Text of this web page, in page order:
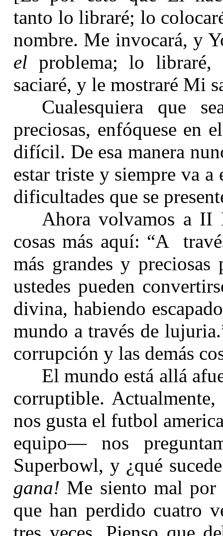
tanto lo libraré; lo
nombre. Me invocará, y
el problema; lo
saciaré, y le mostraré Mi
Cualesquiera que
preciosas, enfóquese en
difícil. De esa manera
estar triste y siempre va a
dificultades que se
Ahora volvamos a II
cosas más aquí: “A
más grandes y preciosas
ustedes pueden
divina, habiendo
mundo a través de
corrupción y las demás
El mundo está allá
corruptible.
nos gusta el futbol
equipo— nos
Superbowl, y ¿qué
gana! Me siento mal
que han perdido cuatro